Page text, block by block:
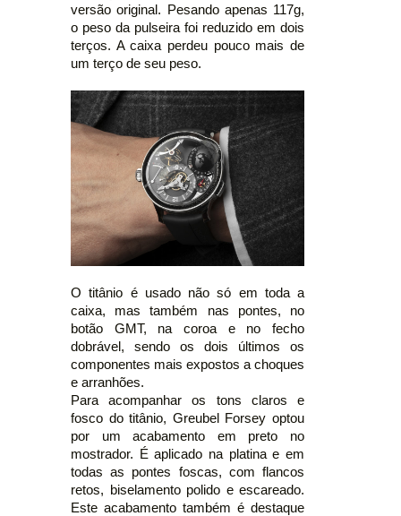
versão original. Pesando apenas 117g,
o peso da pulseira foi reduzido em dois
terços. A caixa perdeu pouco mais de
um terço de seu peso.
O titânio é usado não só em toda a
caixa, mas também nas pontes, no
botão GMT, na coroa e no fecho
dobrável, sendo os dois últimos os
componentes mais expostos a choques
e arranhões.
Para acompanhar os tons claros e
fosco do titânio, Greubel Forsey optou
por um acabamento em preto no
mostrador. É aplicado na platina e em
todas as pontes foscas, com flancos
retos, biselamento polido e escareado.
Este acabamento também é destaque